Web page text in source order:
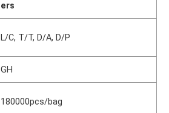
ers
L/C, T/T, D/A, D/P
GH
180000pcs/bag